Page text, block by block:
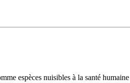
espèces nuisibles à la santé